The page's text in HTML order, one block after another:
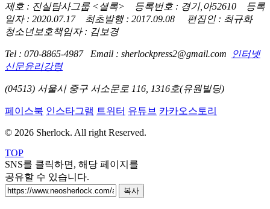
제호 : 진실탐사그룹 <셜록> 등록번호 : 경기,아52610 등록
일자 : 2020.07.17 최초발행 : 2017.09.08 편집인 : 최규화
청소년보호책임자 : 김보경
Tel : 070-8865-4987 Email : sherlockpress2@gmail.com
인터넷
신문윤리강령
(04513) 서울시 중구 서소문로 116, 1316호(유원빌딩)
페이스북 인스타그램 트위터 유튜브 카카오스토리
© 2026 Sherlock. All right Reserved.
TOP
SNS를 클릭하면, 해당 페이지를
공유할 수 있습니다.
복사